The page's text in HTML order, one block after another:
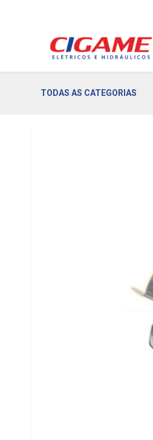
TODAS AS CATEGORIAS